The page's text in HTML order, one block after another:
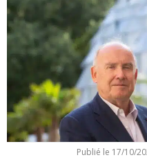
Publié le 17/10/